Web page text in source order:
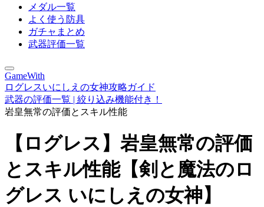
メダル一覧
よく使う防具
ガチャまとめ
武器評価一覧
GameWith
ログレスいにしえの女神攻略ガイド
武器の評価一覧 | 絞り込み機能付き！
岩皇無常の評価とスキル性能
【ログレス】岩皇無常の評価
とスキル性能【剣と魔法のロ
グレス いにしえの女神】